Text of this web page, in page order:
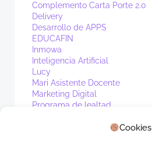
Cookies
Complemento Carta Porte 2.0
Delivery
Desarrollo de APPS
EDUCAFIN
Inmowa
Inteligencia Artificial
Lucy
Mari Asistente Docente
Marketing Digital
Programa de lealtad